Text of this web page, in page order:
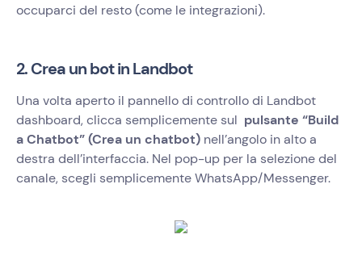
occuparci del resto (come le integrazioni).
2. Crea un bot in Landbot
Una volta aperto il pannello di controllo di Landbot
dashboard, clicca semplicemente sul pulsante “Build
a Chatbot” (Crea un chatbot) nell’angolo in alto a
destra dell’interfaccia. Nel pop-up per la selezione del
canale, scegli semplicemente WhatsApp/Messenger.